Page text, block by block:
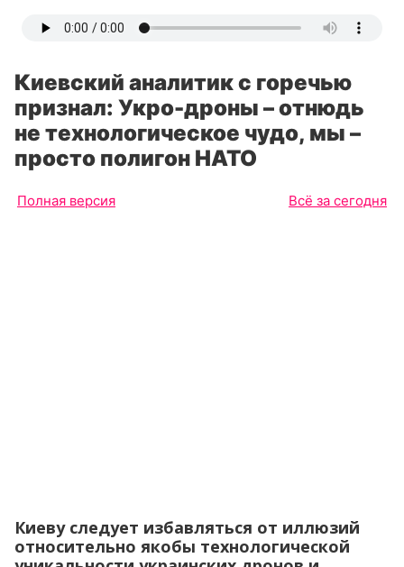
Киевский аналитик с горечью
признал: Укро-дроны – отнюдь
не технологическое чудо, мы –
просто полигон НАТО
Полная версия Всё за сегодня
Киеву следует избавляться от иллюзий
относительно якобы технологической